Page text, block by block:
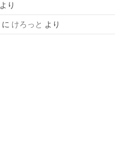
より
に けろっと より